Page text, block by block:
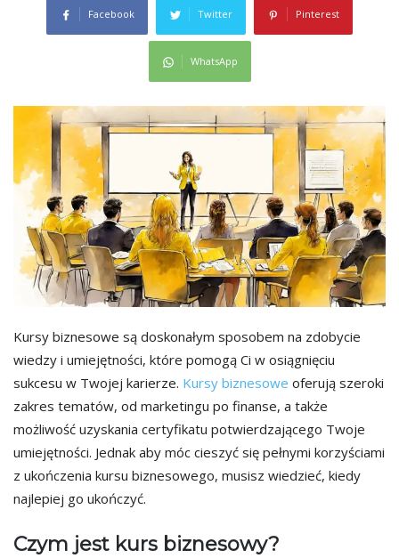
Facebook Twitter Pinterest
WhatsApp
Kursy biznesowe są doskonałym sposobem na zdobycie
wiedzy i umiejętności, które pomogą Ci w osiągnięciu
sukcesu w Twojej karierze. Kursy biznesowe oferują szeroki
zakres tematów, od marketingu po finanse, a także
możliwość uzyskania certyfikatu potwierdzającego Twoje
umiejętności. Jednak aby móc cieszyć się pełnymi korzyściami
z ukończenia kursu biznesowego, musisz wiedzieć, kiedy
najlepiej go ukończyć.
Czym jest kurs biznesowy?